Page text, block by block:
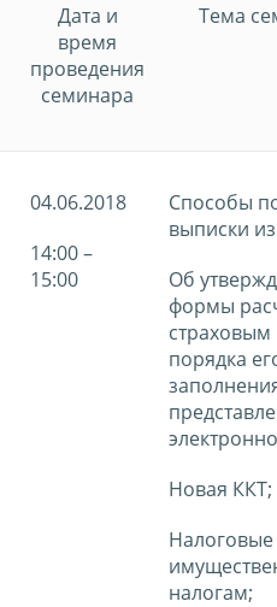
Дата и
время
проведения
семинара
Тема
04.06.2018
14:00 –
15:00
Способы
выписки
Об
формы
страховым
порядка
Новая ККТ;
налогам;